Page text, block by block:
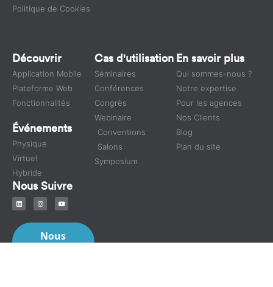
Politique de Cookies
Découvrir
Application Mobile
Plateforme Web
Fonctionnalités
Événements
Physique
Virtuel
Hybride
Cas d'utilisation
Séminaires
Conférences
Congrès
Webinaire
Conventions
Salons
Symposium
En savoir plus
Qui sommes-nous ?
Notre expertise
Pour les agences
Nos Clients
Blog
Plan du site
Nous Suivre
Nous
contacter